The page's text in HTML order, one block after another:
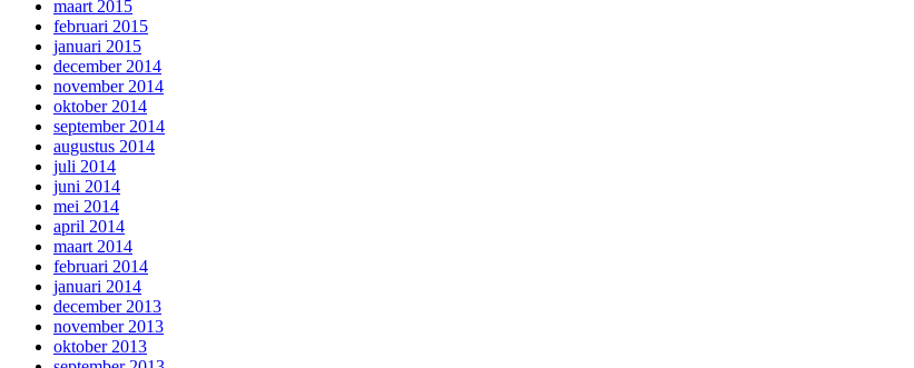
maart 2015
februari 2015
januari 2015
december 2014
november 2014
oktober 2014
september 2014
augustus 2014
juli 2014
juni 2014
mei 2014
april 2014
maart 2014
februari 2014
januari 2014
december 2013
november 2013
oktober 2013